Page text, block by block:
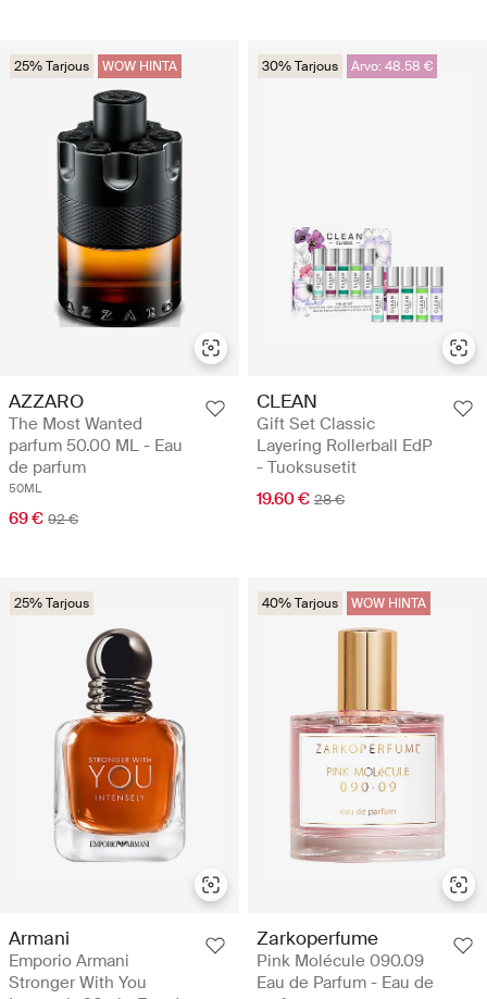
25% Tarjous WOW HINTA
AZZARO
The Most Wanted
parfum 50.00 ML - Eau
de parfum
50ML
69 € 92 €
30% Tarjous Arvo: 48.58 €
CLEAN
Gift Set Classic
Layering Rollerball EdP
- Tuoksusetit
19.60 € 28 €
25% Tarjous
Armani
Emporio Armani
Stronger With You
40% Tarjous WOW HINTA
Zarkoperfume
Pink Molécule 090.09
Eau de Parfum - Eau de